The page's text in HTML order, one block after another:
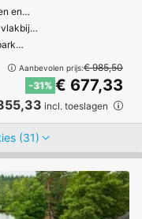
en…
vlakbij…
Aanbevolen prijs:€ 985,50
-31% € 677,33
incl. toeslagen
(31)